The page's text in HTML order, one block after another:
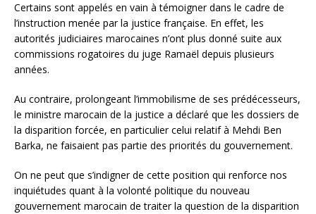
Certains sont appelés en vain à témoigner dans le cadre de
l’instruction menée par la justice française. En effet, les
autorités judiciaires marocaines n’ont plus donné suite aux
commissions rogatoires du juge Ramaël depuis plusieurs
années.
Au contraire, prolongeant l’immobilisme de ses prédécesseurs,
le ministre marocain de la justice a déclaré que les dossiers de
la disparition forcée, en particulier celui relatif à Mehdi Ben
Barka, ne faisaient pas partie des priorités du gouvernement.
On ne peut que s’indigner de cette position qui renforce nos
inquiétudes quant à la volonté politique du nouveau
gouvernement marocain de traiter la question de la disparition